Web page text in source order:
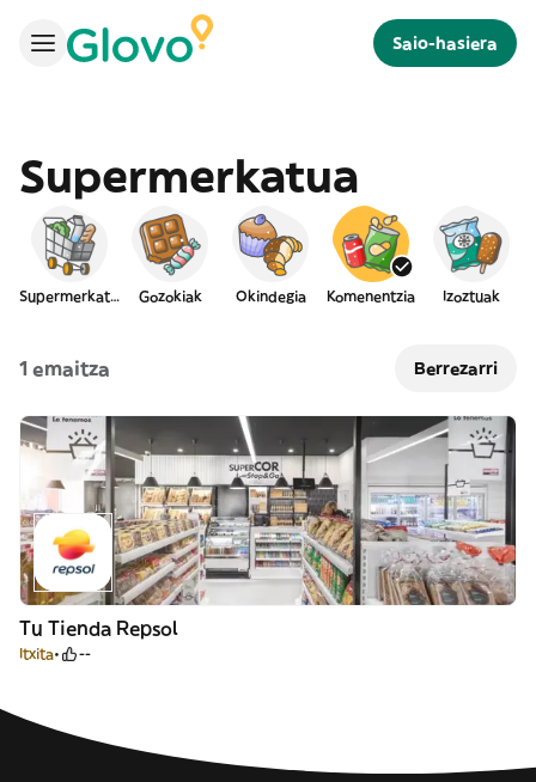
Saio-hasiera
Supermerkatua
Supermerkatua Gozokiak Okindegia Komenentzia Izoztuak
1 emaitza Berrezarri
Tu Tienda Repsol
Itxita --